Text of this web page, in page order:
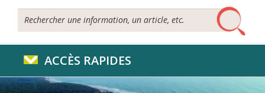
Rechercher...
ACCÈS RAPIDES